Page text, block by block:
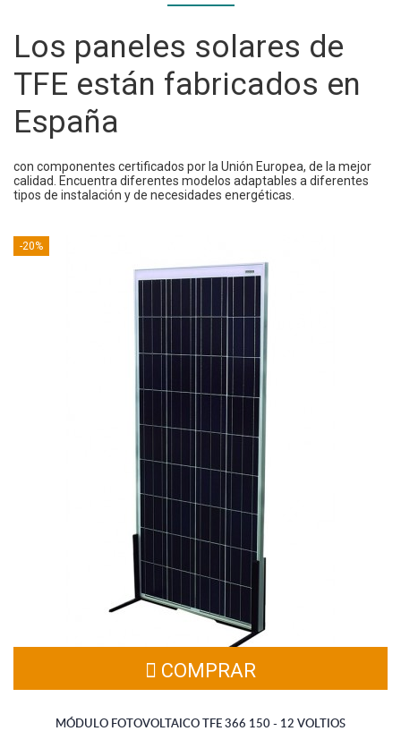
Los paneles solares de
TFE están fabricados en
España
con componentes certificados por la Unión Europea, de la mejor
calidad. Encuentra diferentes modelos adaptables a diferentes
tipos de instalación y de necesidades energéticas.
-20%
COMPRAR
MÓDULO FOTOVOLTAICO TFE 366 150 - 12 VOLTIOS
MÓDULO FOTOVOLTAICO TFE 366 150 - 12
Módulo solar policristalino fabricado con 36 células de 6
pulgadas. El panel solar de 150W 12V está pensado para
instalaciones de pequeña y mediana potencia aisladas a la red
eléctrica. (Gastos de envío incluidos en el producto).